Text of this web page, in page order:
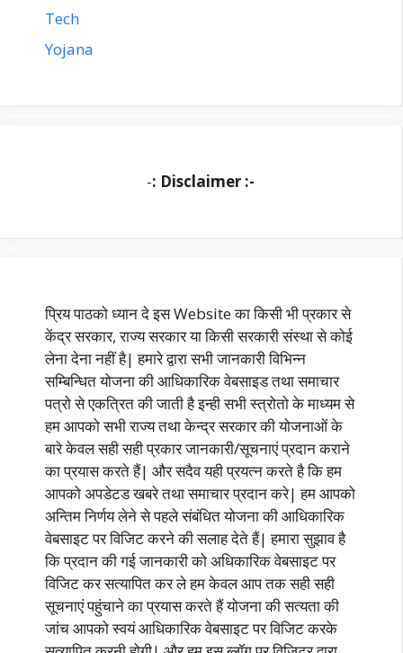
Tech
Yojana
-: Disclaimer :-
प्रिय पाठको ध्यान दे इस Website का किसी भी प्रकार से
केंद्र सरकार, राज्य सरकार या किसी सरकारी संस्था से कोई
लेना देना नहीं है| हमारे द्वारा सभी जानकारी विभिन्न
सम्बिन्धित योजना की आधिकारिक वेबसाइड तथा समाचार
पत्रो से एकत्रित की जाती है इन्ही सभी स्त्रोतो के माध्यम से
हम आपको सभी राज्य तथा केन्द्र सरकार की योजनाओं के
बारे केवल सही सही प्रकार जानकारी/सूचनाएं प्रदान कराने
का प्रयास करते हैं| और सदैव यही प्रयत्न करते है कि हम
आपको अपडेटड खबरे तथा समाचार प्रदान करे| हम आपको
अन्तिम निर्णय लेने से पहले संबंधित योजना की आधिकारिक
वेबसाइट पर विजिट करने की सलाह देते हैं| हमारा सुझाव है
कि प्रदान की गई जानकारी को अधिकारिक वेबसाइट पर
विजिट कर सत्यापित कर ले हम केवल आप तक सही सही
सूचनाएं पहुंचाने का प्रयास करते हैं योजना की सत्यता की
जांच आपको स्वयं आधिकारिक वेबसाइट पर विजिट करके